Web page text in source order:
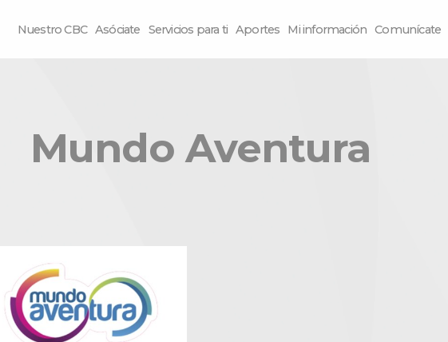
Nuestro CBC Asóciate Servicios para ti Aportes Mi información Comunícate
Mundo Aventura